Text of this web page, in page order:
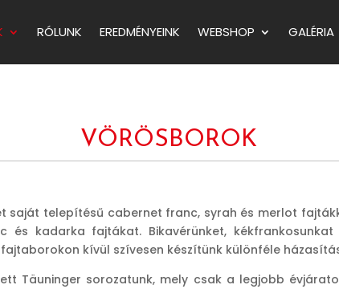
RÓLUNK EREDMÉNYEINK WEBSHOP GALÉRIA
VÖRÖSBOROK
saját telepítésű cabernet franc, syrah és merlot
és kadarka fajtákat. Bikavérünket,
kívül szívesen készítünk különféle
Täuninger sorozatunk, mely csak a legjobb